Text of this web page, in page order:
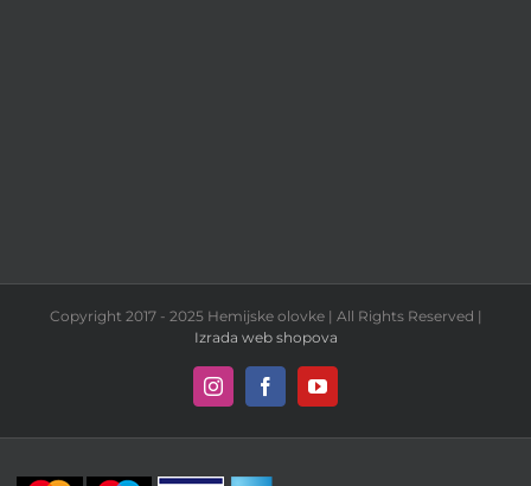
Copyright 2017 - 2025 Hemijske olovke | All Rights Reserved |
Izrada web shopova
InstagramFacebookYouTube